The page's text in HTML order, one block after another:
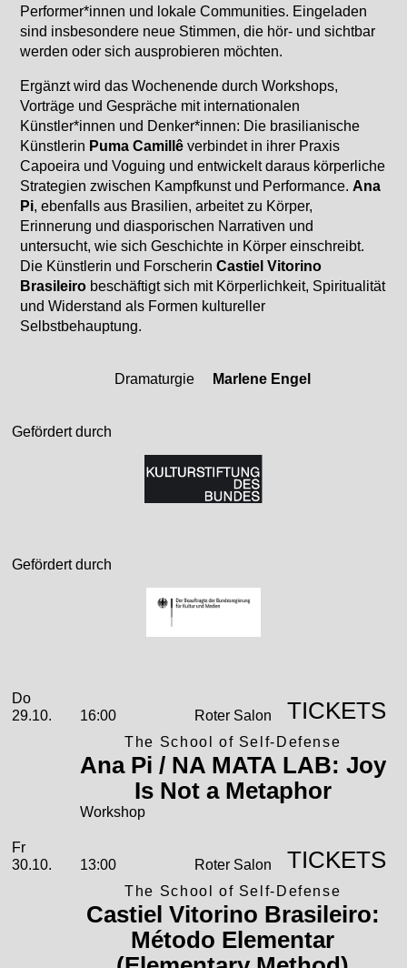
Performer*innen und lokale Communities. Eingeladen
sind insbesondere neue Stimmen, die hör- und sichtbar
werden oder sich ausprobieren möchten.
Ergänzt wird das Wochenende durch Workshops,
Vorträge und Gespräche mit internationalen
Künstler*innen und Denker*innen: Die brasilianische
Künstlerin Puma Camillêverbindet in ihrer Praxis
Capoeira und Voguing und entwickelt daraus körperliche
Strategien zwischen Kampfkunst und Performance. Ana
Pi, ebenfalls aus Brasilien, arbeitet zu Körper,
Erinnerung und diasporischen Narrativen und
untersucht, wie sich Geschichte in Körper einschreibt.
Die Künstlerin und Forscherin Castiel Vitorino
Brasileirobeschäftigt sich mit Körperlichkeit, Spiritualität
und Widerstand als Formen kultureller
Selbstbehauptung.
Team
Dramaturgie Marlene Engel
Gefördert durch
Gefördert durch
Aufführungen
2026
Oktober
Donnerstag, 29. Oktober 2026
Do
29.10.
16:00
Roter Salon
The School of Self-Defense
Ana Pi / NA MATA LAB: Joy
Is Not a Metaphor
Workshop
TICKETS
Freitag, 30. Oktober 2026
Fr
30.10.
13:00
Roter Salon
The School of Self-Defense
Castiel Vitorino Brasileiro:
Método Elementar
TICKETS